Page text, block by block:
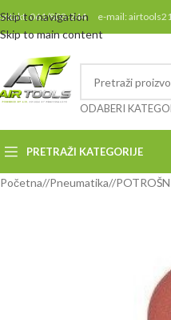
Skip to navigation
Skip to main content
061/808-244 e-mail:
ODABERI
PRETRAŽI KATEGORIJE
Početna/ Pneumatika/